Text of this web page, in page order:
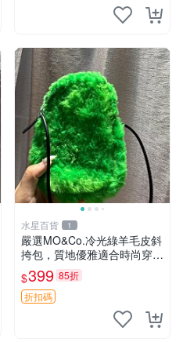
水星百貨 1
嚴選MO&Co.冷光綠羊毛皮斜
挎包，質地優雅適合時尚穿搭
冷光綠 皮包 斜挎包
$399 85折
折扣碼